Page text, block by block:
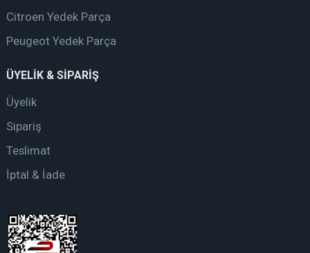
Citroen Yedek Parça
Peugeot Yedek Parça
ÜYELİK & SİPARİŞ
Üyelik
Sipariş
Teslimat
İptal & İade